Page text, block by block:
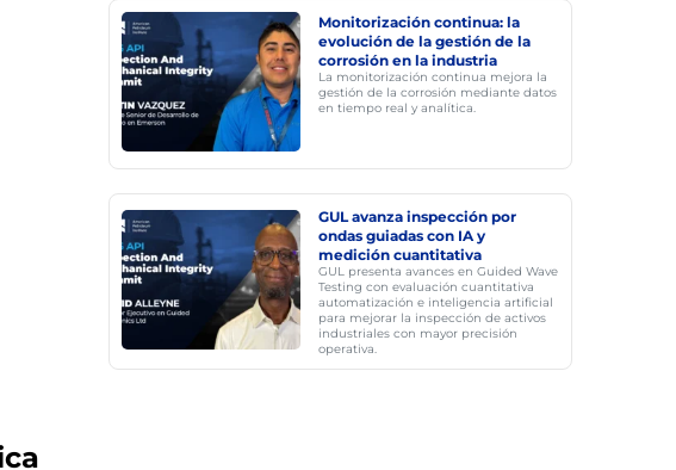
Monitorización continua: la
evolución de la gestión de la
corrosión en la industria
La monitorización continua mejora la
gestión de la corrosión mediante datos
en tiempo real y analítica.
GUL avanza inspección por
ondas guiadas con IA y
medición cuantitativa
GUL presenta avances en Guided Wave
Testing con evaluación cuantitativa
automatización e inteligencia artificial
para mejorar la inspección de activos
industriales con mayor precisión
operativa.